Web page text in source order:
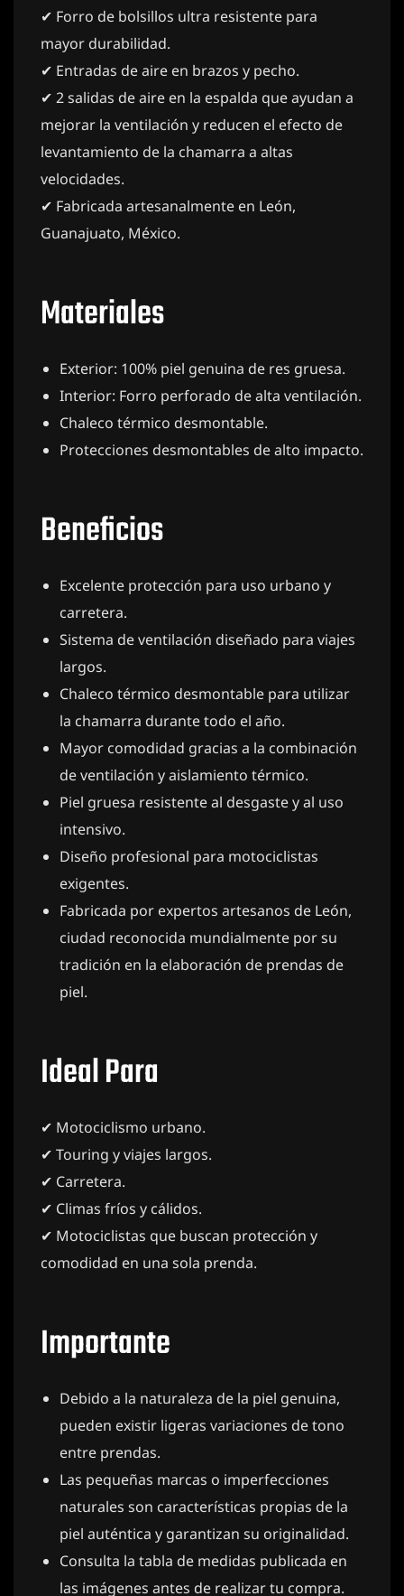
✔ Forro de bolsillos ultra resistente para
mayor durabilidad.
✔ Entradas de aire en brazos y pecho.
✔ 2 salidas de aire en la espalda que ayudan a
mejorar la ventilación y reducen el efecto de
levantamiento de la chamarra a altas
velocidades.
✔ Fabricada artesanalmente en León,
Guanajuato, México.
Materiales
Exterior: 100% piel genuina de res gruesa.
Interior: Forro perforado de alta ventilación.
Chaleco térmico desmontable.
Protecciones desmontables de alto impacto.
Beneficios
Excelente protección para uso urbano y
carretera.
Sistema de ventilación diseñado para viajes
largos.
Chaleco térmico desmontable para utilizar
la chamarra durante todo el año.
Mayor comodidad gracias a la combinación
de ventilación y aislamiento térmico.
Piel gruesa resistente al desgaste y al uso
intensivo.
Diseño profesional para motociclistas
exigentes.
Fabricada por expertos artesanos de León,
ciudad reconocida mundialmente por su
tradición en la elaboración de prendas de
piel.
Ideal Para
✔ Motociclismo urbano.
✔ Touring y viajes largos.
✔ Carretera.
✔ Climas fríos y cálidos.
✔ Motociclistas que buscan protección y
comodidad en una sola prenda.
Importante
Debido a la naturaleza de la piel genuina,
pueden existir ligeras variaciones de tono
entre prendas.
Las pequeñas marcas o imperfecciones
naturales son características propias de la
piel auténtica y garantizan su originalidad.
Consulta la tabla de medidas publicada en
las imágenes antes de realizar tu compra.